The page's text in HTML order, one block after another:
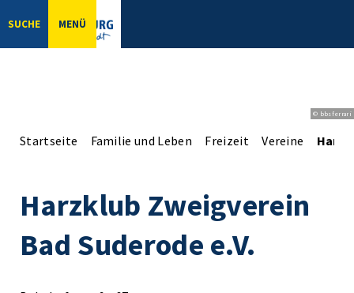
SUCHE MENÜ
© bbsferrari
Startseite Familie und Leben Freizeit Vereine
Harzklub Zweigverein
Bad Suderode e.V.